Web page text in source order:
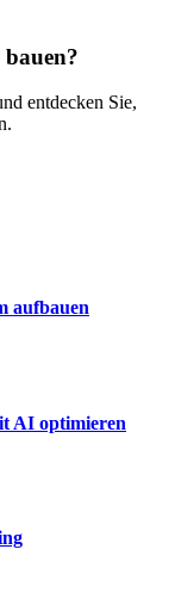
entdecken Sie,
aufbauen
AI optimieren